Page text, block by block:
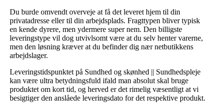
Du burde omvendt overveje at få det leveret hjem til din
privatadresse eller til din arbejdsplads. Fragttypen bliver typisk
en kende dyrere, men ydermere super nem. Den billigste
leveringstype vil dog utvivlsomt være at du selv henter varerne,
men den løsning kræver at du befinder dig nær netbutikkens
arbejdslager.
Leveringstidspunktet på Sundhed og skønhed || Sundhedspleje
kan være ultra betydningsfuld ifald man absolut skal bruge
produktet om kort tid, og herved er det rimelig væsentligt at vi
besigtiger den anslåede leveringsdato for det respektive produkt.